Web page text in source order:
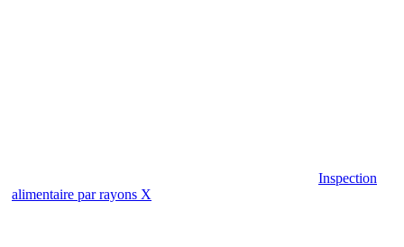
Inspection
alimentaire par rayons X